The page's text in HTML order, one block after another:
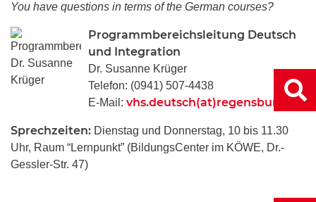
You have questions in terms of the German courses?
Programmbereichsleitung Deutsch
und Integration
Dr. Susanne Krüger
Telefon: (0941) 507-4438
E-Mail: vhs.deutsch(at)regensburg.de
Sprechzeiten: Dienstag und Donnerstag, 10 bis 11.30
Uhr, Raum “Lernpunkt” (BildungsCenter im KÖWE, Dr.-
Gessler-Str. 47)